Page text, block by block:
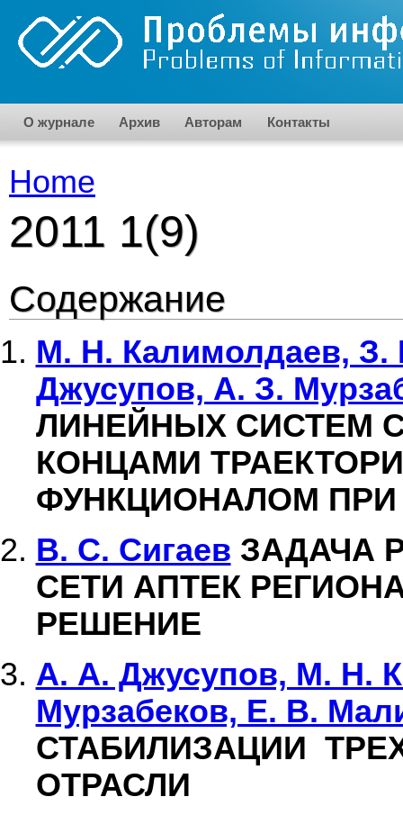
О журнале Архив Авторам Контакты
You are here
Home
2011 1(9)
Содержание
М. Н. Калимолдаев, З.
Джусупов, А. З.
ЛИНЕЙНЫХ СИСТЕМ
КОНЦАМИ
ФУНКЦИОНАЛОМ
В. С. Сигаев ЗАДАЧА
СЕТИ АПТЕК
РЕШЕНИЕ
А. А. Джусупов, М. Н.
Мурзабеков, Е. В.
СТАБИЛИЗАЦИИ
ОТРАСЛИ